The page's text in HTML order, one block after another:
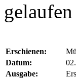
gelaufen
Erschienen:
Datum:
Ausgabe: